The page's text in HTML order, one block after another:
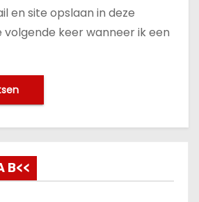
en site opslaan in deze
keer wanneer ik een
B<<